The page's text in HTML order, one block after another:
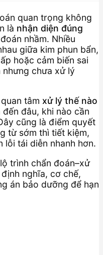
quan trọng không
là nhận diện đúng
nhầm. Nhiều
giữa kim phun bẩn,
hoặc cảm biến sai
nhưng chưa xử lý
tâm xử lý thế nào
đến đâu, khi nào cần
cũng là điểm quyết
từ sớm thì tiết kiệm,
lỗi tái diễn nhanh hơn.
trình chẩn đoán–xử
nghĩa, cơ chế,
án bảo dưỡng để hạn